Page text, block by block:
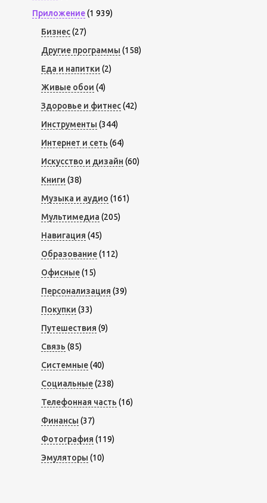
Приложение(1 939)
Бизнес(27)
Другие программы (158)
Еда и напитки (2)
Живые обои (4)
Здоровье и фитнес(42)
Инструменты (344)
Интернет и сеть (64)
Искусство и дизайн (60)
Книги (38)
Музыка и аудио (161)
Мультимедиа (205)
Навигация (45)
Образование(112)
Офисные(15)
Персонализация (39)
Покупки (33)
Путешествия (9)
Связь (85)
Системные(40)
Социальные(238)
Телефонная часть (16)
Финансы (37)
Фотография (119)
Эмуляторы (10)